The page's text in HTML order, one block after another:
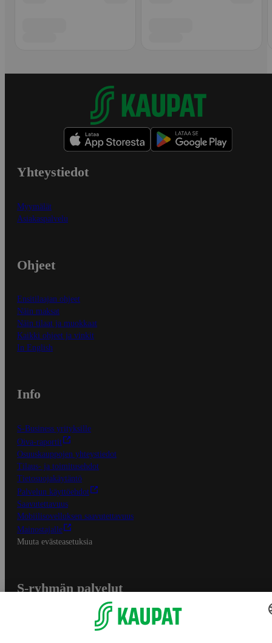
Yhteystiedot
Myymälät
Asiakaspalvelu
Ohjeet
Ensitilaajan ohjeet
Näin maksat
Näin tilaat ja muokkaat
Kaikki ohjeet ja vinkit
In English
Info
S-Business yrityksille
Oiva-raportit
Osuuskauppojen yhteystiedot
Tilaus- ja toimitusehdot
Tietosuojakäytäntö
Palvelun käyttöehdot
Saavutettavuus
Mobiilisovelluksen saavutettavuus
Mainostajalle
Muuta evästeasetuksia
S-ryhmän palvelut